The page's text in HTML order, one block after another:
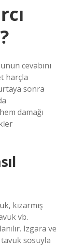
cevabını
harçla
sonra
damağı
kızarmış
vb.
Izgara ve
tavuk sosuyla